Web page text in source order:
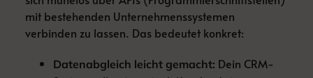
mit bestehenden Unternehmenssystemen
verbinden zu lassen. Das bedeutet konkret:
Datenabgleich leicht gemacht: Dein CRM-